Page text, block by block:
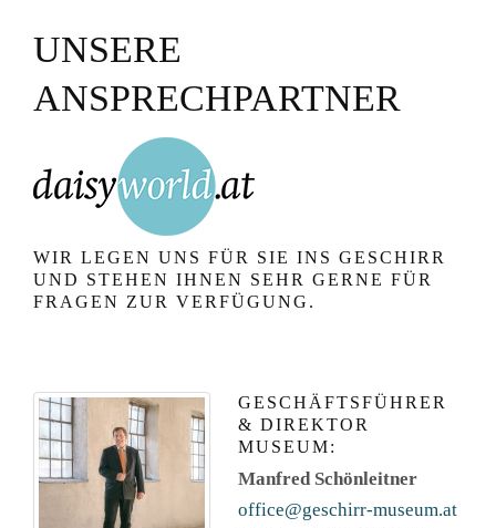
UNSERE
ANSPRECHPARTNER
WIR LEGEN UNS FÜR SIE INS GESCHIRR
UND STEHEN IHNEN SEHR GERNE FÜR
FRAGEN ZUR VERFÜGUNG.
GESCHÄFTSFÜHRER
& DIREKTOR
MUSEUM:
Manfred Schönleitner
office@geschirr-museum.at